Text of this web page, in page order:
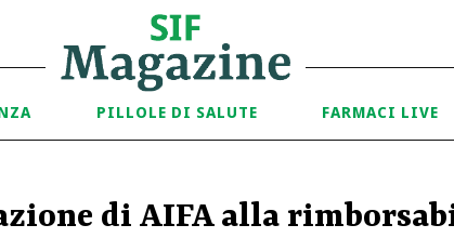
PILLOLE DI SALUTE FARMACI LIVE
di AIFA alla